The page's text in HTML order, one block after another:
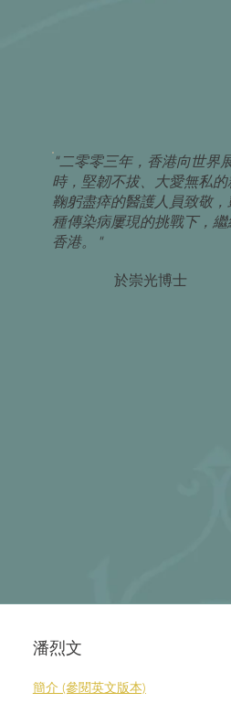
"二零零三年，香港向世界
時，堅韌不拔、大愛無私
鞠躬盡瘁的醫護人員致敬
種傳染病屢現的挑戰下，
香港。"
於崇光博士
簡介 (參閱英文版本)
潘烈文